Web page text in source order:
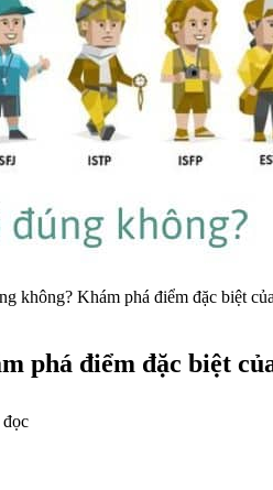
không? Khám phá điểm đặc biệt
phá điểm đặc biệt
đọc